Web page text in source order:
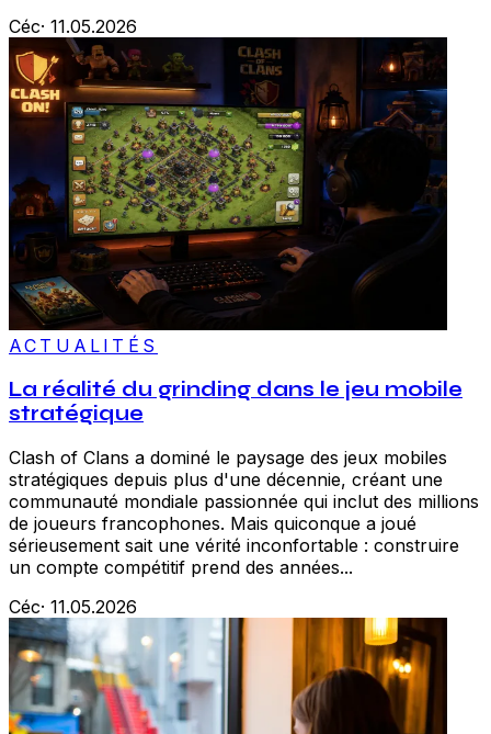
Céc· 11.05.2026
ACTUALITÉS
La réalité du grinding dans le jeu mobile
stratégique
Clash of Clans a dominé le paysage des jeux mobiles
stratégiques depuis plus d'une décennie, créant une
communauté mondiale passionnée qui inclut des millions
de joueurs francophones. Mais quiconque a joué
sérieusement sait une vérité inconfortable : construire
un compte compétitif prend des années...
Céc· 11.05.2026